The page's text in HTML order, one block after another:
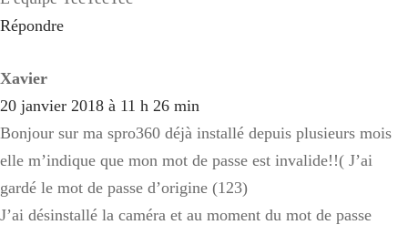
Répondre
Xavier
20 janvier 2018 à 11 h 26 min
Bonjour sur ma spro360 déjà installé depuis plusieurs mois
elle m’indique que mon mot de passe est invalide!!( J’ai
gardé le mot de passe d’origine (123)
J’ai désinstallé la caméra et au moment du mot de passe